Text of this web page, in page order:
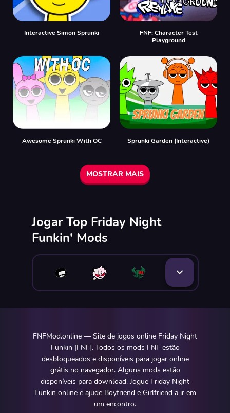
Interactive Simon Sprunki
FNF: Character Test
Playground
Awesome Sprunki With OC Sprunki Garden (Interactive)
MOSTRAR MAIS
Jogar Top Friday Night
Funkin' Mods
FNFMod.online — Site de jogos online Friday Night
Funkin [FNF]. Todos os mods FNF estão
desbloqueados e disponíveis para jogar online
grátis no navegador. Alguns mods estão
disponíveis para download. Jogue Friday Night
Funkin online e ajude Boyfriend e Girlfriend a ir em
um encontro.